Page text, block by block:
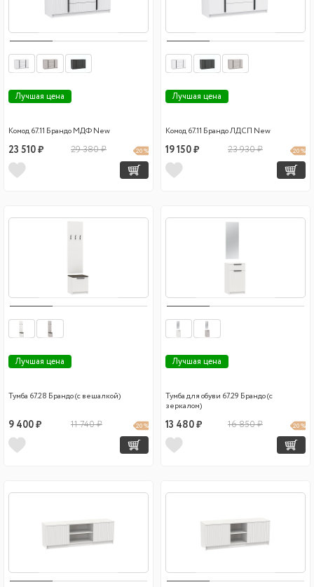
Лучшая цена
Комод 67.11 Брандо МДФ New
23 510 ₽ 29 380 ₽ 20 %
Лучшая цена
Комод 67.11 Брандо ЛДСП New
19 150 ₽ 23 930 ₽ 20 %
Лучшая цена
Тумба 67.28 Брандо (с вешалкой)
9 400 ₽ 11 740 ₽ 20 %
Лучшая цена
Тумба для обуви 67.29 Брандо (с
зеркалом)
13 480 ₽ 16 850 ₽ 20 %